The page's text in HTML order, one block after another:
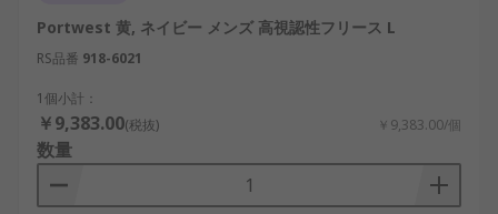
Portwest 黄, ネイビー メンズ 高視認性フリース L
RS品番 918-6021
1個小計：
￥9,383.00(税抜) ￥9,383.00/個
数量